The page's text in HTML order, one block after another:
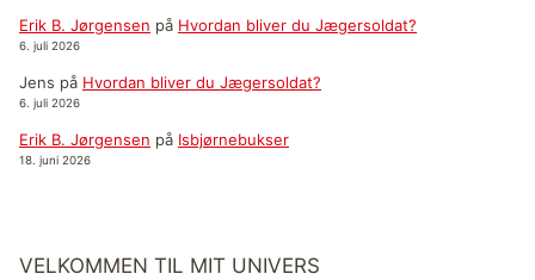
Erik B. Jørgensen på Hvordan bliver du Jægersoldat?
6. juli 2026
Jens på Hvordan bliver du Jægersoldat?
6. juli 2026
Erik B. Jørgensen på Isbjørnebukser
18. juni 2026
VELKOMMEN TIL MIT UNIVERS